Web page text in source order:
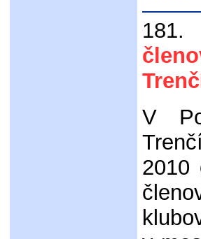
181.
V
2010